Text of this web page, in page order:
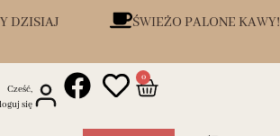
DZISIAJ ŚWIEŻO PALONE KAWY!
Cześć,
się
0